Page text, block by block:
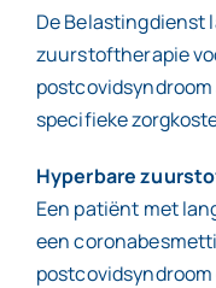
De Belastingdienst
zuurstoftherapie
specifieke
Hyperbare
Een patiënt met
een